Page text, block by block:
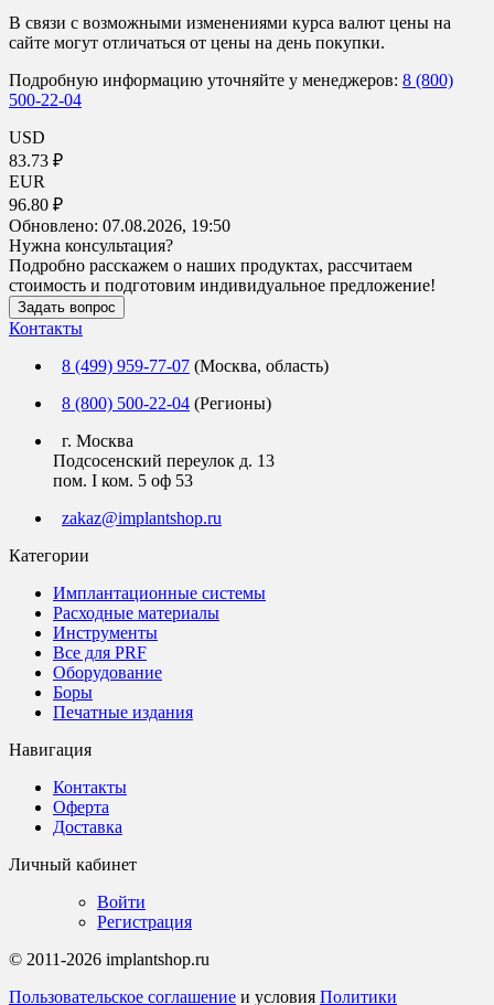
В связи с возможными изменениями курса валют цены на
сайте могут отличаться от цены на день покупки.
Подробную информацию уточняйте у менеджеров: 8 (800)
500-22-04
USD
83.73 ₽
EUR
96.80 ₽
Обновлено: 07.08.2026, 19:50
Нужна консультация?
Подробно расскажем о наших продуктах, рассчитаем
стоимость и подготовим индивидуальное предложение!
Задать вопрос
Контакты
8 (499) 959-77-07 (Москва, область)
8 (800) 500-22-04 (Регионы)
г. Москва
Подсосенский переулок д. 13
пом. I ком. 5 оф 53
zakaz@implantshop.ru
Категории
Имплантационные системы
Расходные материалы
Инструменты
Все для PRF
Оборудование
Боры
Печатные издания
Навигация
Контакты
Оферта
Доставка
Личный кабинет
Войти
Регистрация
© 2011-2026 implantshop.ru
Пользовательское соглашение и условия Политики